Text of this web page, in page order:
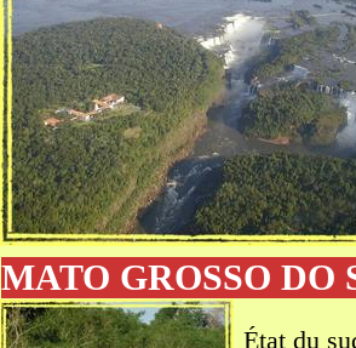
MATO GROSSO DO
État du